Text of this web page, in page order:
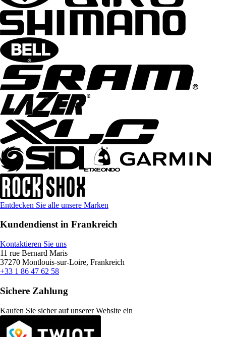
Entdecken Sie alle unsere Marken
Kundendienst in Frankreich
Kontaktieren Sie uns
11 rue Bernard Maris
37270 Montlouis-sur-Loire, Frankreich
+33 1 86 47 62 58
Sichere Zahlung
Kaufen Sie sicher auf unserer Website ein